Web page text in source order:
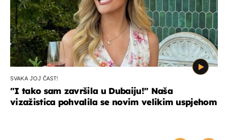
SVAKA JOJ ČAST!
"I tako sam završila u Dubaiju!" Naša
vizažistica pohvalila se novim velikim uspjehom